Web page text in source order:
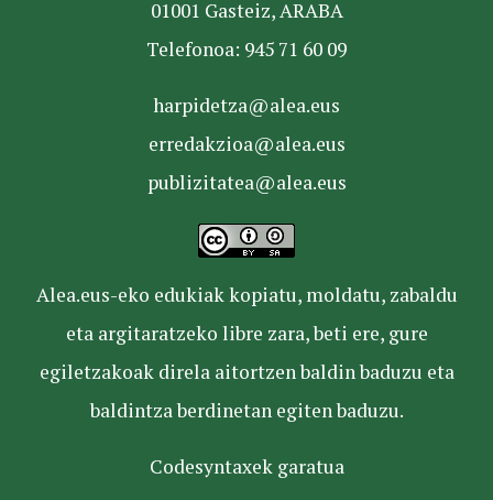
01001 Gasteiz, ARABA
Telefonoa: 945 71 60 09
harpidetza@alea.eus
erredakzioa@alea.eus
publizitatea@alea.eus
Alea.eus-eko edukiak kopiatu, moldatu, zabaldu
eta argitaratzeko libre zara, beti ere, gure
egiletzakoak direla aitortzen baldin baduzu eta
baldintza berdinetan egiten baduzu.
Codesyntaxek garatua